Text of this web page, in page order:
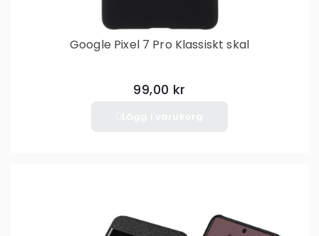
Google Pixel 7 Pro Klassiskt skal
99,00 kr